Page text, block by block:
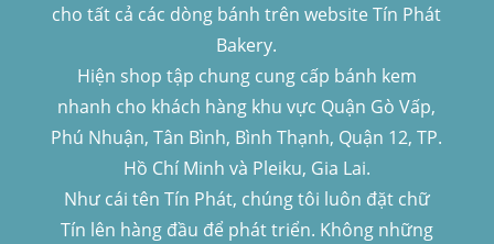
cho tất cả các dòng bánh trên website Tín Phát
Bakery.
Hiện shop tập chung cung cấp bánh kem
nhanh cho khách hàng khu vực Quận Gò Vấp,
Phú Nhuận, Tân Bình, Bình Thạnh, Quận 12, TP.
Hồ Chí Minh và Pleiku, Gia Lai.
Như cái tên Tín Phát, chúng tôi luôn đặt chữ
Tín lên hàng đầu để phát triển. Không những